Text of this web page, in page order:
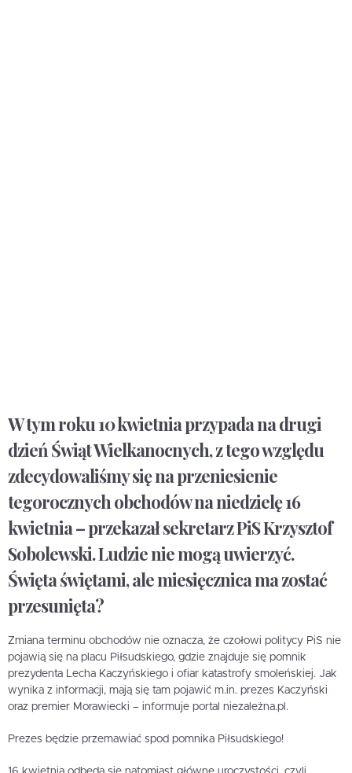
W tym roku 10 kwietnia przypada na drugi
dzień Świąt Wielkanocnych, z tego względu
zdecydowaliśmy się na przeniesienie
tegorocznych obchodów na niedzielę 16
kwietnia – przekazał sekretarz PiS Krzysztof
Sobolewski. Ludzie nie mogą uwierzyć.
Święta świętami, ale miesięcznica ma zostać
przesunięta?
Zmiana terminu obchodów nie oznacza, że czołowi politycy PiS nie
pojawią się na placu Piłsudskiego, gdzie znajduje się pomnik
prezydenta Lecha Kaczyńskiego i ofiar katastrofy smoleńskiej. Jak
wynika z informacji, mają się tam pojawić m.in. prezes Kaczyński
oraz premier Morawiecki – informuje portal niezależna.pl.
Prezes będzie przemawiać spod pomnika Piłsudskiego!